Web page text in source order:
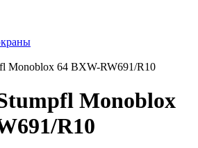
Monoblox 64 BXW-RW691/R10
Monoblox
R10